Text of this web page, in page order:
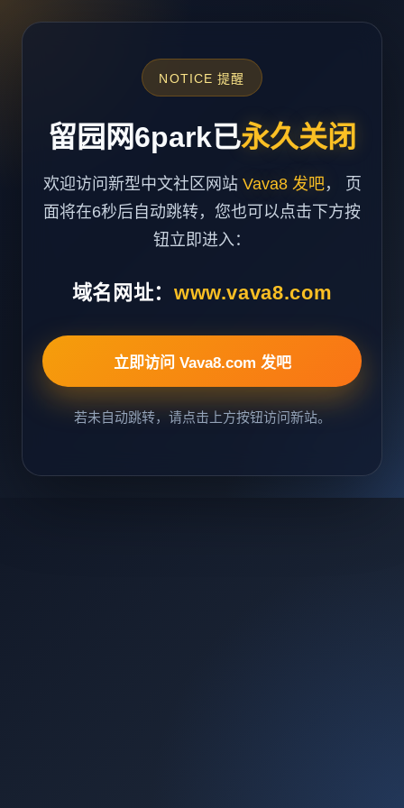
NOTICE 提醒
留园网6park已永久关闭
欢迎访问新型中文社区网站 Vava8 发吧， 页
面将在6秒后自动跳转，您也可以点击下方按
钮立即进入：
域名网址： www.vava8.com
立即访问 Vava8.com 发吧
若未自动跳转，请点击上方按钮访问新站。